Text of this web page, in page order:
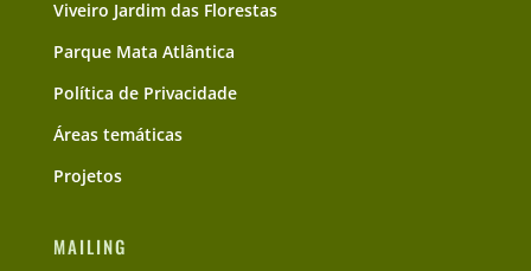
Viveiro Jardim das Florestas
Parque Mata Atlântica
Política de Privacidade
Áreas temáticas
Projetos
MAILING